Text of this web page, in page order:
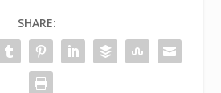
SHARE: